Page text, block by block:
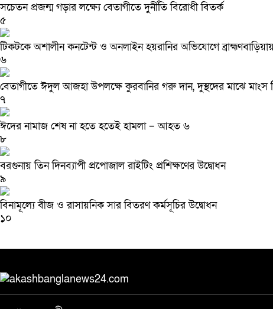
সচেতন প্রজন্ম গড়ার লক্ষ্যে বেতাগীতে দুর্নীতি বিরোধী বিতর্ক
৫
টিকটকে অশালীন কনটেন্ট ও অনলাইন হয়রানির অভিযোগে
৬
বেতাগীতে ঈদুল আজহা উপলক্ষে কুরবানির গরু দান, দুস্থদের মাঝে মাংস
৭
ঈদের নামাজ শেষ না হতে হতেই হামলা – আহত ৬
৮
বরগুনায় তিন দিনব্যাপী প্রপোজাল রাইটিং প্রশিক্ষণের উদ্বোধন
৯
বিনামূল্যে বীজ ও রাসায়নিক সার বিতরণ কর্মসূচির উদ্বোধন
১০